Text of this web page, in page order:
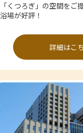
「くつろぎ」の空間をご
浴場が好評！
詳細はこ